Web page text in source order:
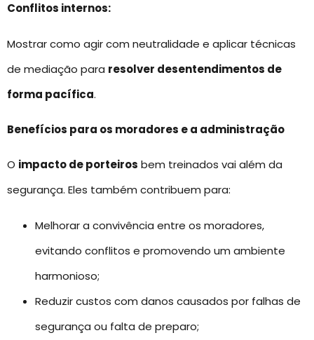
Conflitos internos:
Mostrar como agir com neutralidade e aplicar técnicas
de mediação para resolver desentendimentos de
forma pacífica.
Benefícios para os moradores e a administração
O impacto de porteiros bem treinados vai além da
segurança. Eles também contribuem para:
Melhorar a convivência entre os moradores,
evitando conflitos e promovendo um ambiente
harmonioso;
Reduzir custos com danos causados por falhas de
segurança ou falta de preparo;